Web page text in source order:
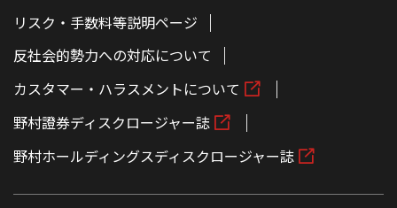
リスク・手数料等説明ページ
反社会的勢力への対応について
カスタマー・ハラスメントについて
野村證券ディスクロージャー誌
野村ホールディングスディスクロージャー誌